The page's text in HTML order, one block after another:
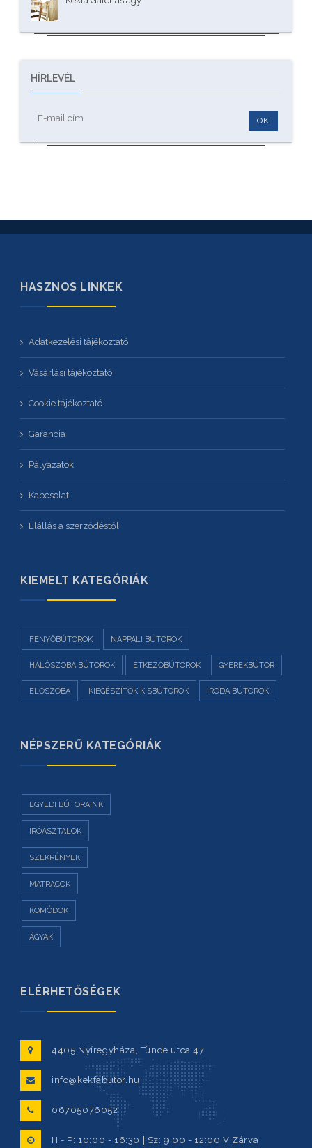
HÍRLEVÉL
OK
HASZNOS LINKEK
Adatkezelési tájékoztató
Vásárlási tájékoztató
Cookie tájékoztató
Garancia
Pályázatok
Kapcsolat
Elállás a szerződéstől
KIEMELT KATEGÓRIÁK
FENYŐBÚTOROK NAPPALI BÚTOROK
HÁLÓSZOBA BÚTOROK ÉTKEZŐBÚTOROK GYEREKBÚTOR
ELŐSZOBA KIEGÉSZÍTŐK,KISBÚTOROK IRODA BÚTOROK
NÉPSZERŰ KATEGÓRIÁK
EGYEDI BÚTORAINK
ÍRÓASZTALOK
SZEKRÉNYEK
MATRACOK
KOMÓDOK
ÁGYAK
ELÉRHETŐSÉGEK
4405 Nyíregyháza, Tünde utca 47.
info@kekfabutor.hu
06705076052
H - P: 10:00 - 16:30 | Sz: 9:00 - 12:00 V:Zárva